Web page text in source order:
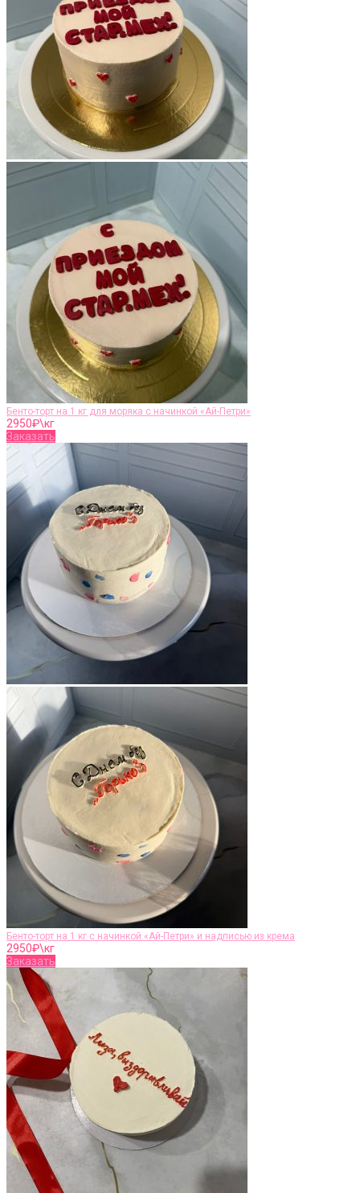
Бенто-торт на 1 кг для моряка с начинкой «Ай-Петри»
2950₽\кг
Заказать
Бенто-торт на 1 кг с начинкой «Ай-Петри» и надписью из крема
2950₽\кг
Заказать